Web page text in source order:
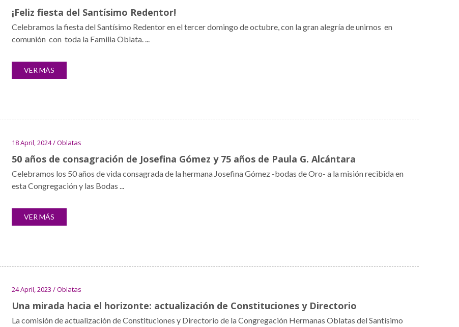
¡Feliz fiesta del Santísimo Redentor!
Celebramos la fiesta del Santísimo Redentor en el tercer domingo de octubre, con la gran alegría de unirnos en
comunión con toda la Familia Oblata. ...
VER MÁS
18 April, 2024 / Oblatas
50 años de consagración de Josefina Gómez y 75 años de Paula G. Alcántara
Celebramos los 50 años de vida consagrada de la hermana Josefina Gómez -bodas de Oro- a la misión recibida en
esta Congregación y las Bodas ...
VER MÁS
24 April, 2023 / Oblatas
Una mirada hacia el horizonte: actualización de Constituciones y Directorio
La comisión de actualización de Constituciones y Directorio de la Congregación Hermanas Oblatas del Santísimo